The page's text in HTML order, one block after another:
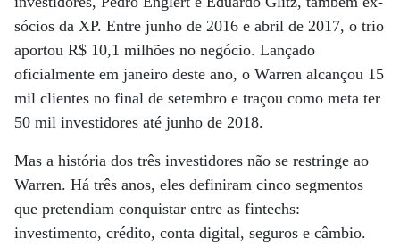
sócios da XP. Entre junho de 2016 e abril de 2017, o trio
aportou R$ 10,1 milhões no negócio. Lançado
oficialmente em janeiro deste ano, o Warren alcançou 15
mil clientes no final de setembro e traçou como meta ter
50 mil investidores até junho de 2018.
Mas a história dos três investidores não se restringe ao
Warren. Há três anos, eles definiram cinco segmentos
que pretendiam conquistar entre as fintechs:
investimento, crédito, conta digital, seguros e câmbio.